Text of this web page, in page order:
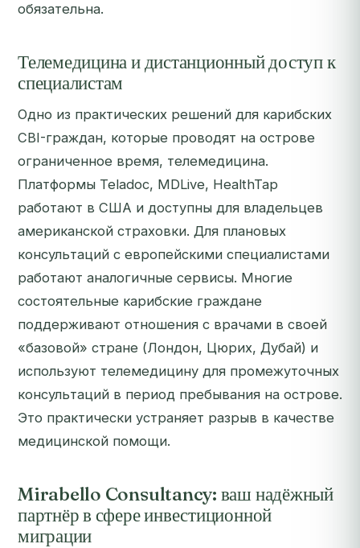
обязательна.
Телемедицина и дистанционный доступ к
специалистам
Одно из практических решений для карибских
CBI-граждан, которые проводят на острове
ограниченное время, телемедицина.
Платформы Teladoc, MDLive, HealthTap
работают в США и доступны для владельцев
американской страховки. Для плановых
консультаций с европейскими специалистами
работают аналогичные сервисы. Многие
состоятельные карибские граждане
поддерживают отношения с врачами в своей
«базовой» стране (Лондон, Цюрих, Дубай) и
используют телемедицину для промежуточных
консультаций в период пребывания на острове.
Это практически устраняет разрыв в качестве
медицинской помощи.
Mirabello Consultancy: ваш надёжный
партнёр в сфере инвестиционной
миграции